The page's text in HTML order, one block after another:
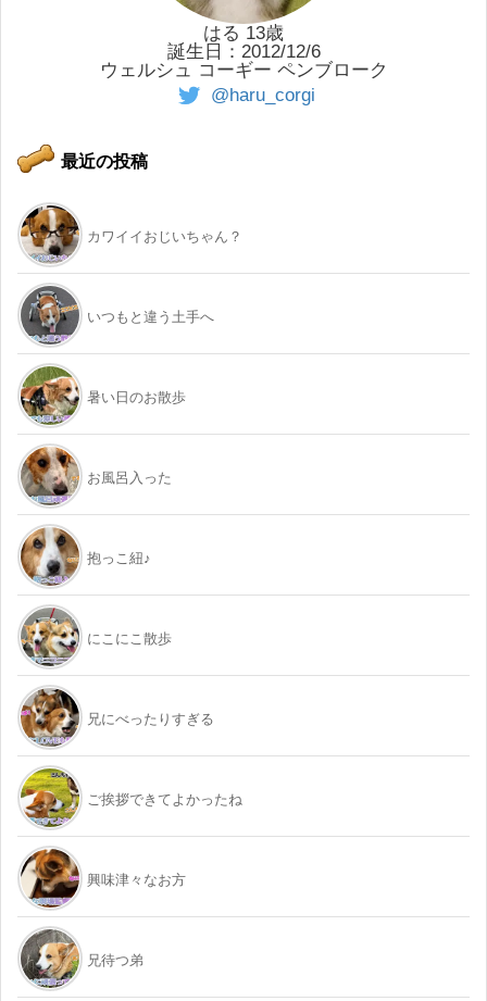
はる 13歳
誕生日：2012/12/6
ウェルシュ コーギー ペンブローク
@haru_corgi
最近の投稿
カワイイおじいちゃん？
いつもと違う土手へ
暑い日のお散歩
お風呂入った
抱っこ紐♪
にこにこ散歩
兄にべったりすぎる
ご挨拶できてよかったね
興味津々なお方
兄待つ弟